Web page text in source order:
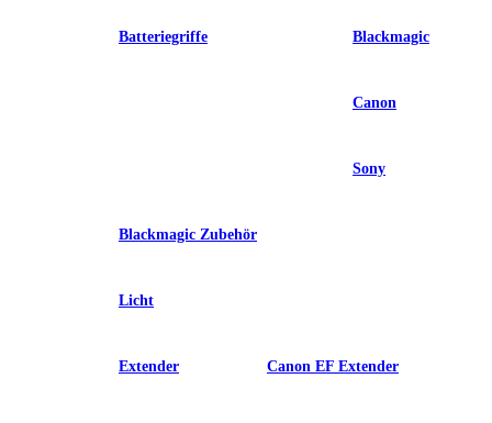
Batteriegriffe Blackmagic
Canon
Sony
Blackmagic Zubehör
Licht
Extender Canon EF Extender